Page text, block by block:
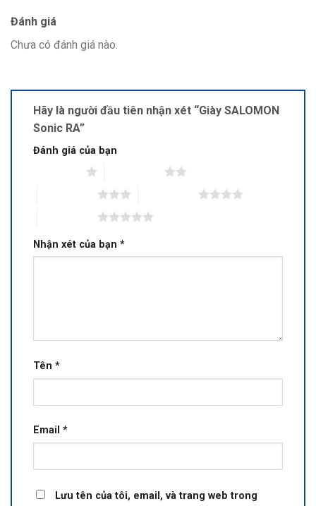
Đánh giá
Chưa có đánh giá nào.
Hãy là người đầu tiên nhận xét “Giày SALOMON
Sonic RA”
Đánh giá của bạn
Nhận xét của bạn *
Tên *
Email *
Lưu tên của tôi, email, và trang web trong